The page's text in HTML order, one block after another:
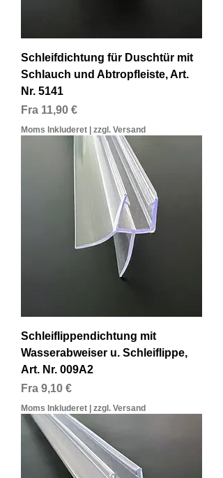
Schleifdichtung für Duschtür mit
Schlauch und Abtropfleiste, Art.
Nr. 5141
Fra 11,90 €
Salgspris
Moms Inkluderet zzgl. Versand
Schleiflippendichtung mit
Wasserabweiser u. Schleiflippe,
Art. Nr. 009A2
Fra 9,10 €
Salgspris
Moms Inkluderet zzgl. Versand